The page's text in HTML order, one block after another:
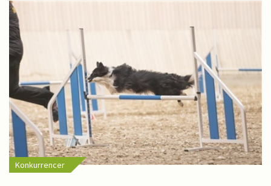
Konkurrencer